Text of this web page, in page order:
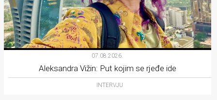
07.08.2026.
Aleksandra Vižin: Put kojim se rjeđe ide
INTERVJU